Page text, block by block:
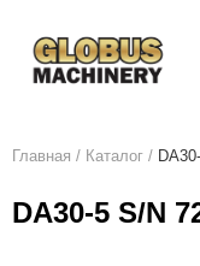
Главная / Каталог /
DA30-5 S/N